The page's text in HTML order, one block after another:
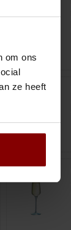
om ons
ze heeft